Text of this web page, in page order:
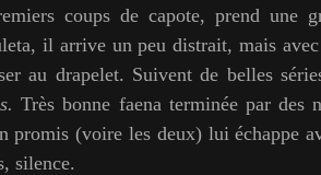
coups de capote, prend une
il arrive un peu distrait, mais
au drapelet. Suivent de belles
Très bonne faena terminée par des
promis (voire les deux) lui échappe
silence.